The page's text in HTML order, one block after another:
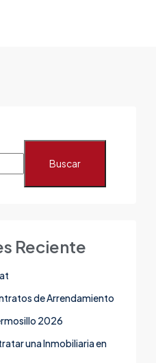
Buscar
Reciente
de Arrendamiento
2026
una Inmobiliaria en